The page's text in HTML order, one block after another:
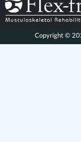
Copyright ©